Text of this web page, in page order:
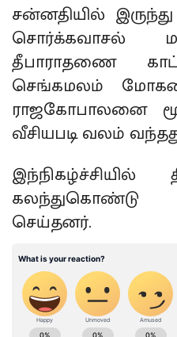
சன்னதியில்
சொர்க்கவாசல்
தீபாராதணை
செங்கமலம்
ராஜகோபாலனை
வீசியபடி வலம்
கலந்துகொண்டு
செய்தனர்.